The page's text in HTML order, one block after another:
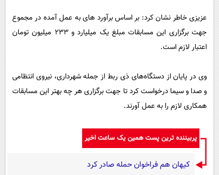
عزیزی خاطر نشان کرد: بر اساس برآورد های به عمل آمده در مجموع
جهت برگزاری این مسابقات مبلغ یک میلیارد و ۲۳۳ میلیون تومان
اعتبار لازم است.
وی در پایان از دستگاه‌های ذی ربط از جمله شهرداری، نیروی انتظامی
و صدا و سیما درخواست کرد تا جهت برگزاری هر چه بهتر این مسابقات
همکاری لازم را به عمل آورند.
پربیننده ترین پست همین یک ساعت اخیر
کیهان هم فراخوان حمله صادر کرد